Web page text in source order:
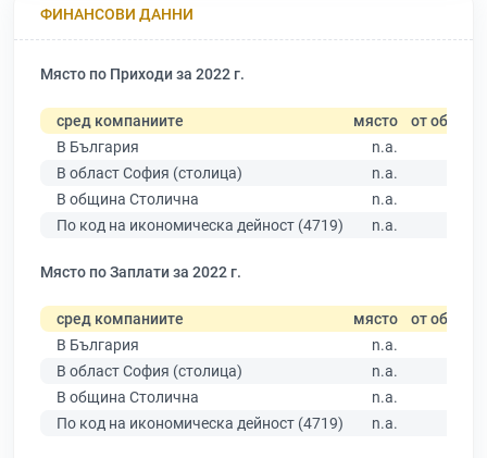
ФИНАНСОВИ ДАННИ
Място по Приходи за 2022 г.
сред компаниите място от общо
В България
n.a.
В област София (столица)
n.a.
В община Столична
n.a.
По код на икономическа дейност (4719)
n.a.
Място по Заплати за 2022 г.
сред компаниите място от общо
В България
n.a.
В област София (столица)
n.a.
В община Столична
n.a.
По код на икономическа дейност (4719)
n.a.